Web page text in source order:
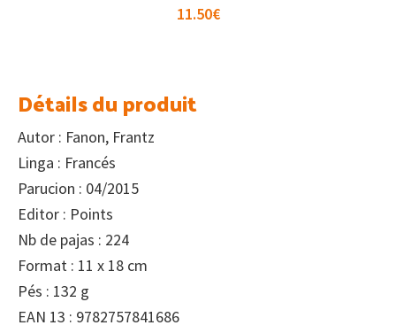
11.50€
Détails du produit
Autor : Fanon, Frantz
Linga : Francés
Parucion : 04/2015
Editor : Points
Nb de pajas : 224
Format : 11 x 18 cm
Pés : 132 g
EAN 13 : 9782757841686